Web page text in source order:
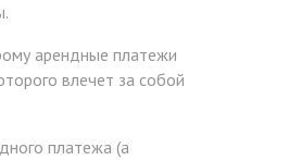
арендные платежи
влечет за собой
платежа (а